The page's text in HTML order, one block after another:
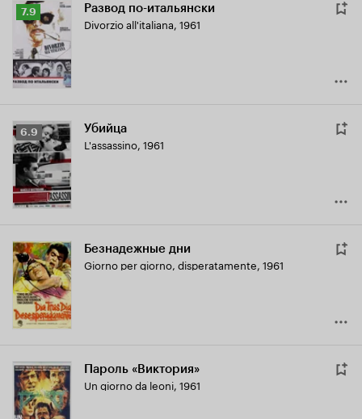
Рейтинг
Кинопоиска
7.9
7.9 Развод по-итальянски
Divorzio all'italiana, 1961
Рейтинг
Кинопоиска
6.9
6.9 Убийца
L'assassino, 1961
Безнадежные дни
Giorno per giorno, disperatamente, 1961
Пароль «Виктория»
Un giorno da leoni, 1961